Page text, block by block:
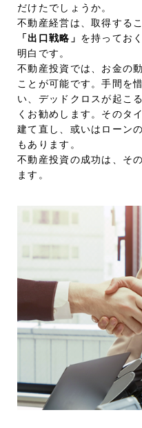
だけたでしょうか。
不動産経営は、取得する
「出口戦略」 を持ってお
明白です。
不動産投資では、お金の
ことが可能です。手間を
い、デッドクロスが起こ
くお勧めします。そのタ
建て直し、或いはローン
もあります。
不動産投資の成功は、そ
ます。